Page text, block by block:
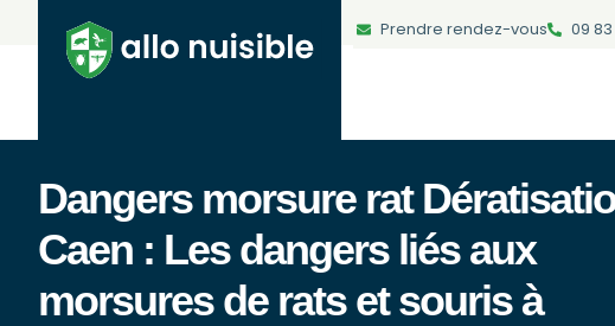
Prendre rendez-vous 09
Dangers morsure rat
Caen : Les dangers liés aux
morsures de rats et souris à